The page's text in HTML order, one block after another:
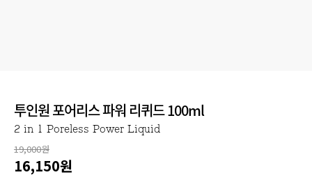
투인원 포어리스 파워 리퀴드 100ml
2 in 1 Poreless Power Liquid
19,000원
16,150원